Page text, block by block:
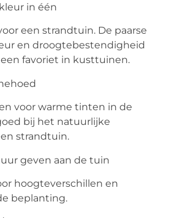
in één
een strandtuin. De paarse
en droogtebestendigheid
favoriet in kusttuinen.
voor warme tinten in de
bij het natuurlijke
strandtuin.
geven aan de tuin
hoogteverschillen en
beplanting.